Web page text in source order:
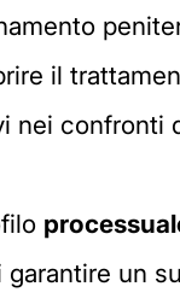
il
nei confronti
un